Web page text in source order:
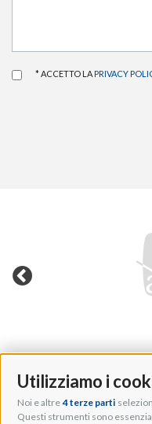
Utilizziamo i
Noi e altre 4 terze parti
Questi strumenti sono
* ACCETTO LA PRIVACY